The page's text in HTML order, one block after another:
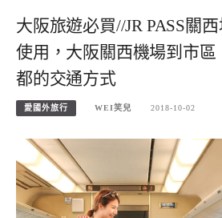
大阪旅遊必買//JR PASS關
使用，大阪關西機場到市區
都的交通方式
愛國外旅行 WEI笑兒 2018-10-02